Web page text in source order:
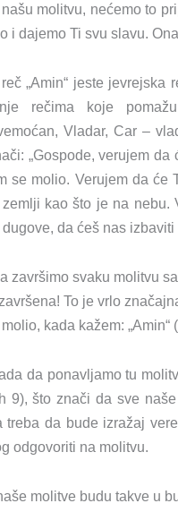
molitvu, nećemo to
i dajemo Ti svu slavu.
„Amin“ jeste
rečima koje
Vladar, Car –
„Gospode, verujem
se molio. Verujem da
kao što je na nebu.
da ćeš nas
završimo svaku molitvu
To je vrlo
kada kažem: „Amin“
da ponavljamo tu
9), što znači da sve
treba da bude izražaj
odgovoriti na molitvu.
molitve budu takve u